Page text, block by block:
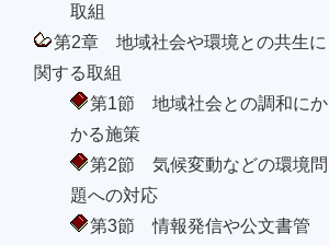
取組
第2章 地域社会や環境との共生に
関する取組
第1節 地域社会との調和にか
かる施策
第2節 気候変動などの環境問
題への対応
第3節 情報発信や公文書管